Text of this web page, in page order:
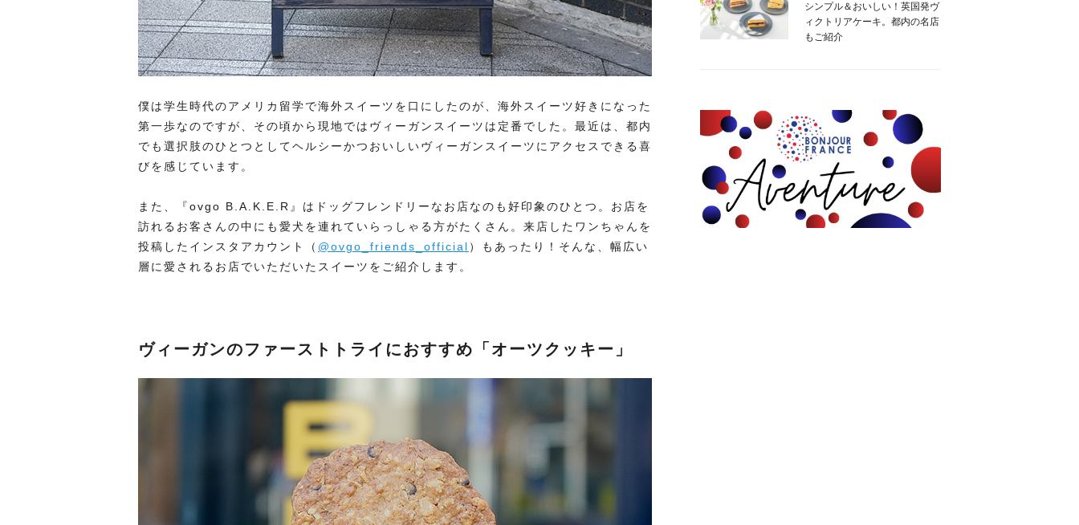
僕は学生時代のアメリカ留学で海外スイーツを口にしたのが、海外スイーツ好きになった
第一歩なのですが、その頃から現地ではヴィーガンスイーツは定番でした。最近は、都内
でも選択肢のひとつとしてヘルシーかつおいしいヴィーガンスイーツにアクセスできる喜
びを感じています。
また、『ovgo B.A.K.E.R』はドッグフレンドリーなお店なのも好印象のひとつ。お店を
訪れるお客さんの中にも愛犬を連れていらっしゃる方がたくさん。来店したワンちゃんを
投稿したインスタアカウント（ @ovgo_friends_official ）もあったり！そんな、幅広い
層に愛されるお店でいただいたスイーツをご紹介します。
ヴィーガンのファーストトライにおすすめ「オーツクッキー」
シンプル＆おいしい！英国発ヴ
ィクトリアケーキ。都内の名店
もご紹介